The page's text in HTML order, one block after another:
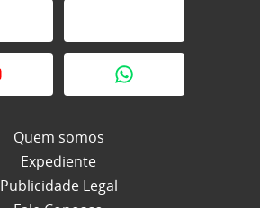
Quem somos
Expediente
Publicidade Legal